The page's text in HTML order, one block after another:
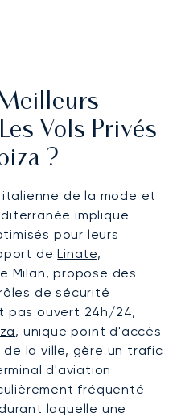
Vols Privés
?
de la mode et
implique
pour leurs
deLinate,
Milan, propose des
de sécurité
pas ouvert 24h/24,
, unique point d'accès
la ville, gère un trafic
d'aviation
fréquenté
laquelle une